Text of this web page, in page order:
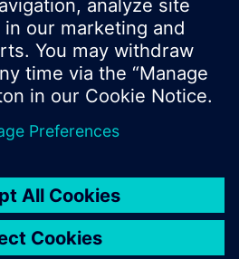
Ltd. Building Technologies
árak országonként